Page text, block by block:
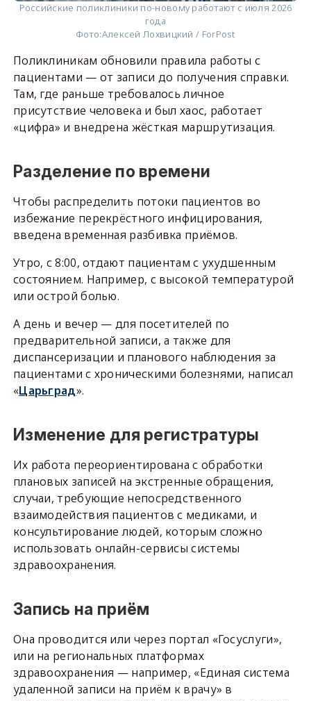
Российские поликлиники по-новому работают с июля 2026
года
Фото:Алексей Лохвицкий / ForPost
Поликлиникам обновили правила работы с
пациентами — от записи до получения справки.
Там, где раньше требовалось личное
присутствие человека и был хаос, работает
«цифра» и внедрена жёсткая маршрутизация.
Разделение по времени
Чтобы распределить потоки пациентов во
избежание перекрёстного инфицирования,
введена временная разбивка приёмов.
Утро, с 8:00, отдают пациентам с ухудшенным
состоянием. Например, с высокой температурой
или острой болью.
А день и вечер — для посетителей по
предварительной записи, а также для
диспансеризации и планового наблюдения за
пациентами с хроническими болезнями, написал
«Царьград».
Изменение для регистратуры
Их работа переориентирована с обработки
плановых записей на экстренные обращения,
случаи, требующие непосредственного
взаимодействия пациентов с медиками, и
консультирование людей, которым сложно
использовать онлайн-сервисы системы
здравоохранения.
Запись на приём
Она проводится или через портал «Госуслуги»,
или на региональных платформах
здравоохранения — например, «Единая система
удаленной записи на приём к врачу» в